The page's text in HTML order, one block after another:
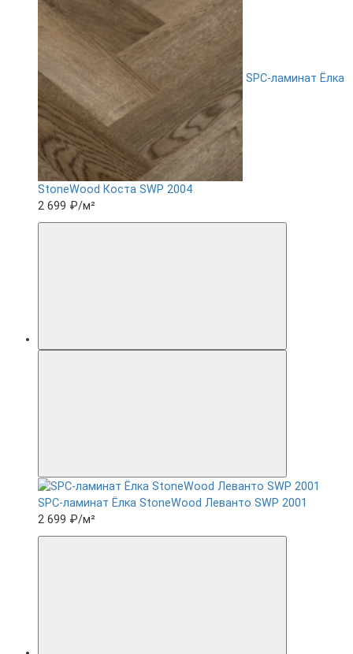
SPC-ламинат Ëлка
StoneWood Коста SWP 2004
2 699 ₽/м²
SPC-ламинат Ëлка StoneWood Леванто SWP 2001
2 699 ₽/м²